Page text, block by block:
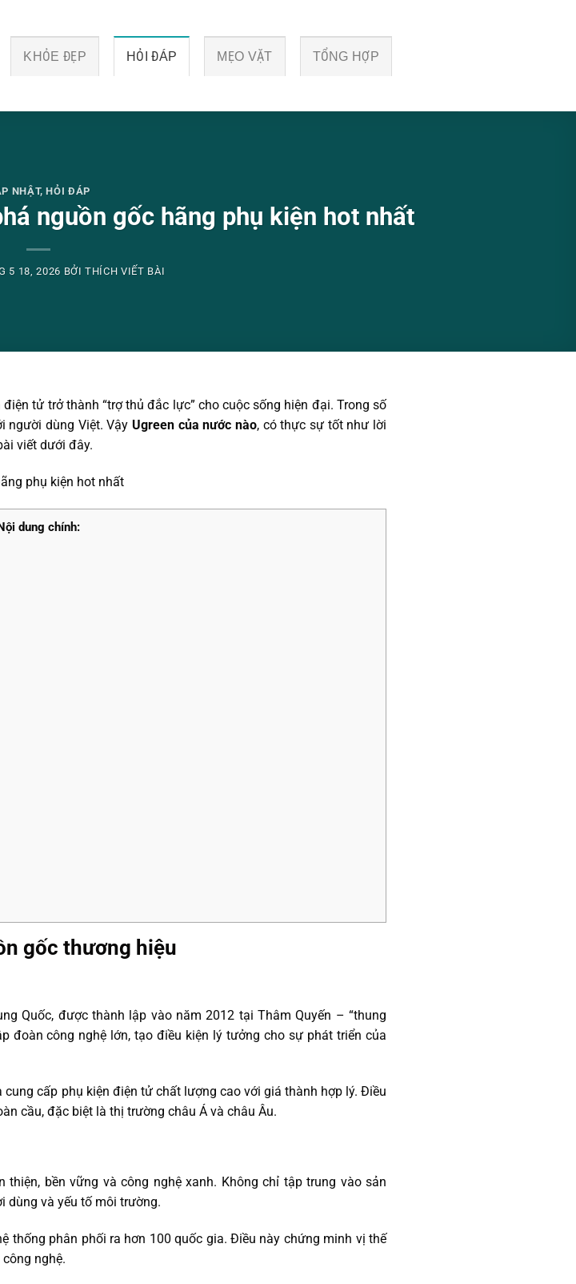
KHỎE ĐẸP HỎI ĐÁP MẸO VẶT TỔNG HỢP
NHẬT,HỎI ĐÁP
nguồn gốc hãng phụ kiện hot nhất
5 18, 2026 BỞITHÍCH VIẾT BÀI
tử trở thành “trợ thủ đắc lực” cho cuộc sống hiện đại. Trong số
người dùng Việt. Vậy Ugreen của nước nào, có thực sự tốt như lời
viết dưới đây.
dung chính:
gốc thương hiệu
Quốc, được thành lập vào năm 2012 tại Thâm Quyến – “thung
đoàn công nghệ lớn, tạo điều kiện lý tưởng cho sự phát triển của
cấp phụ kiện điện tử chất lượng cao với giá thành hợp lý. Điều
cầu, đặc biệt là thị trường châu Á và châu Âu.
thiện, bền vững và công nghệ xanh. Không chỉ tập trung vào sản
dùng và yếu tố môi trường.
thống phân phối ra hơn 100 quốc gia. Điều này chứng minh vị thế
nghệ.